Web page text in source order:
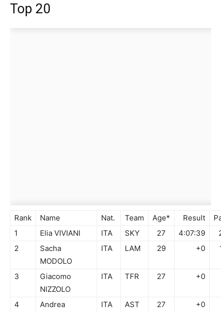
Top 20
Rank Name Nat. Team Age* Result
1
Elia VIVIANI ITA SKY 27 4:07:39
2
Sacha
MODOLO
ITA LAM 29 +0
3
Giacomo
NIZZOLO
ITA TFR 27 +0
4 Andrea ITA AST 27 +0